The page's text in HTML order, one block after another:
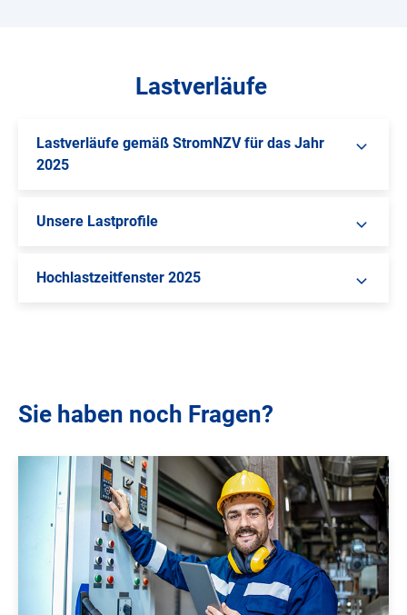
Lastverläufe
Lastverläufe gemäß StromNZV für das Jahr
2025
Unsere Lastprofile
Hochlastzeitfenster 2025
Sie haben noch Fragen?